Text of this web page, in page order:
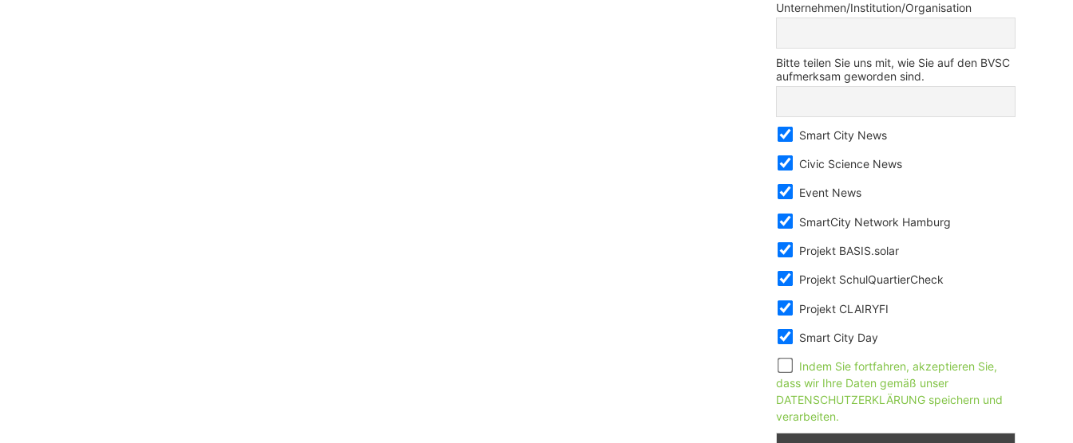
Unternehmen/Institution/Organisation
Bitte teilen Sie uns mit, wie Sie auf den BVSC
aufmerksam geworden sind.
Smart City News
Civic Science News
Event News
SmartCity Network Hamburg
Projekt BASIS.solar
Projekt SchulQuartierCheck
Projekt CLAIRYFI
Smart City Day
Indem Sie fortfahren, akzeptieren Sie,
dass wir Ihre Daten gemäß unser
DATENSCHUTZERKLÄRUNG speichern und
verarbeiten.